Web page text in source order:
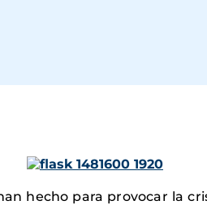
hecho para provocar la